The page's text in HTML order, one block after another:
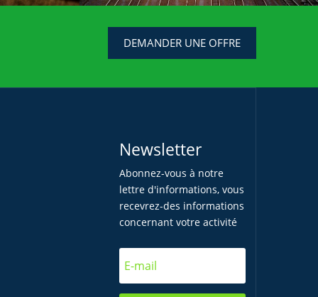
DEMANDER UNE OFFRE
Newsletter
Abonnez-vous à notre
lettre d'informations, vous
recevrez-des informations
concernant votre activité